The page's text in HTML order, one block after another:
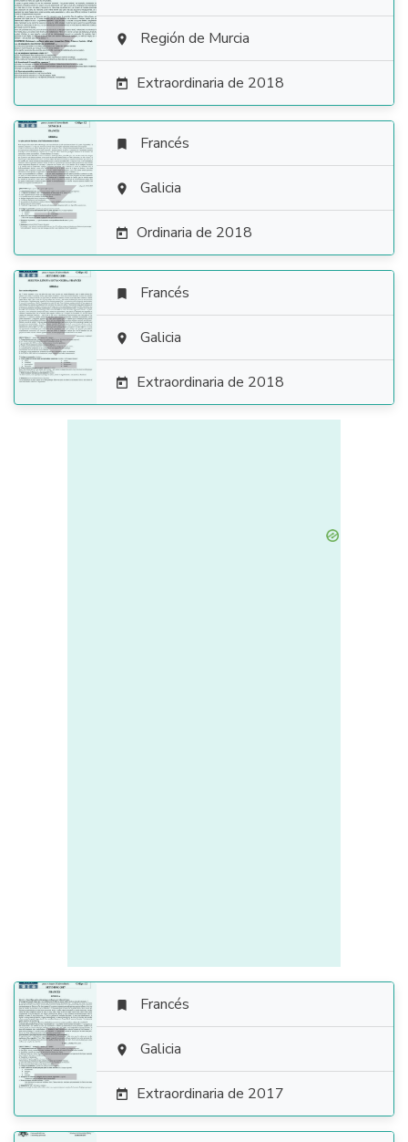
  Región de Murcia
 Extraordinaria de 2018

 Francés
 Galicia
 Ordinaria de 2018

 Francés
 Galicia
 Extraordinaria de 2018

 Francés
 Galicia
 Extraordinaria de 2017